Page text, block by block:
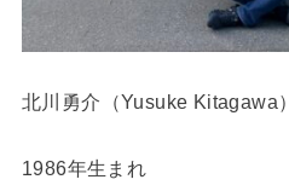
北川勇介（Yusuke Kitagawa）
1986年生まれ